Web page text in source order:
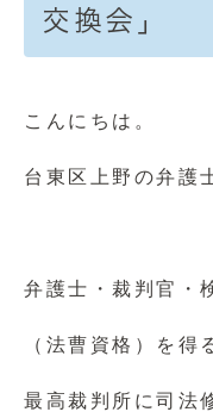
交換会」
こんにちは。
台東区上野の弁護
弁護士・裁判官・
（法曹資格）を得
最高裁判所に司法